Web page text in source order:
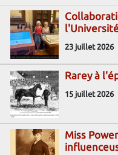
23 juillet 2026
Rarey à
15 juillet 2026
Miss